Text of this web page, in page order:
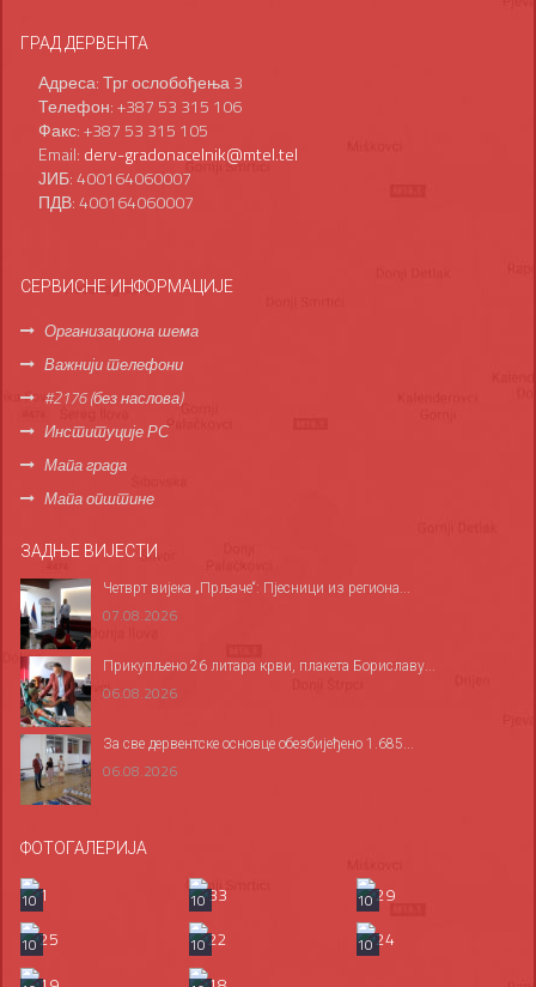
ГРАД ДЕРВЕНТА
Адреса: Трг ослобођења 3
Телефон: +387 53 315 106
Факс: +387 53 315 105
Email: derv-gradonacelnik@mtel.tel
ЈИБ: 400164060007
ПДВ: 400164060007
СЕРВИСНЕ ИНФОРМАЦИЈЕ
Организациона шема
Важнији телефони
#2176 (без наслова)
Институције РС
Мапа града
Мапа општине
ЗАДЊЕ ВИЈЕСТИ
Четврт вијека „Прљаче“: Пјесници из региона...
07.08.2026
Прикупљено 26 литара крви, плакета Бориславу...
06.08.2026
За све дервентске основце обезбијеђено 1.685...
06.08.2026
ФОТОГАЛЕРИЈА
10 10
10
10
10
10